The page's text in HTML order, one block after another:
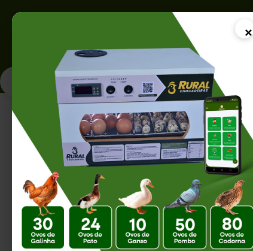
×
PÁGINA
Página Inicial |Cruzamentos Mais
Cruzamentos
Galinhas: As
Melhores